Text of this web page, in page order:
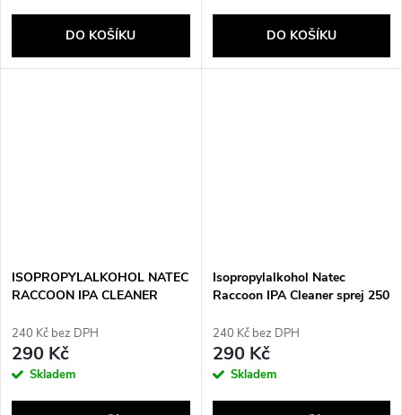
DO KOŠÍKU DO KOŠÍKU
ISOPROPYLALKOHOL NATEC
RACCOON IPA CLEANER
240 Kč bez DPH
290 Kč
Skladem
Isopropylalkohol Natec
Raccoon IPA Cleaner sprej 250
240 Kč bez DPH
290 Kč
Skladem